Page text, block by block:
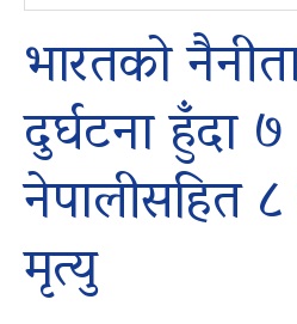
भारतको
दुर्घटना हुँदा ७
नेपालीसहित
मृत्यु